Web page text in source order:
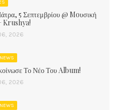
5 Σεπτεμβρίου @ Moυσική
Krushya!
2026
Το Νέο Του Album!
2026